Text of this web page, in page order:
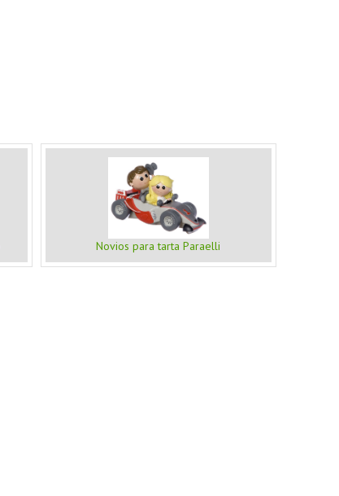
Novios para tarta Paraelli